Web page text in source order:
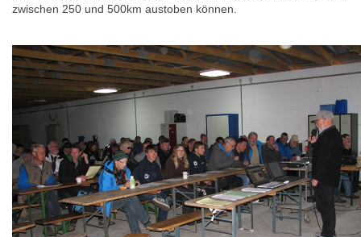
zwischen 250 und 500km austoben können.